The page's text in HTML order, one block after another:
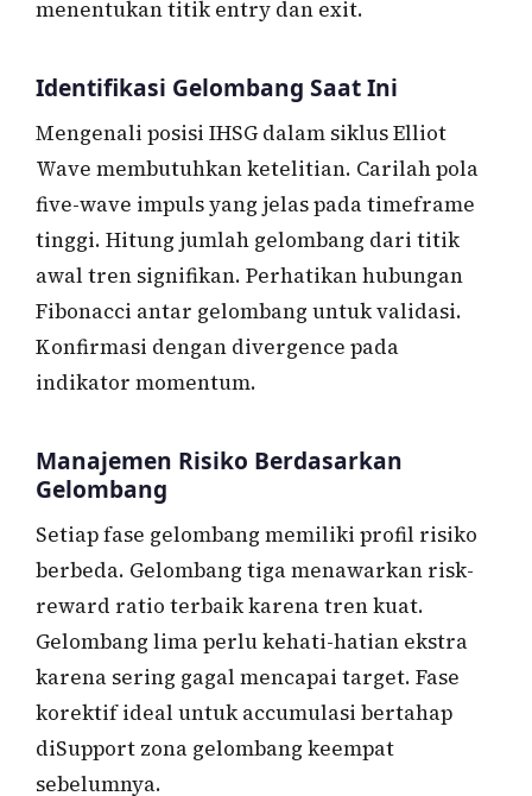
menentukan titik entry dan exit.
Identifikasi Gelombang Saat Ini
Mengenali posisi IHSG dalam siklus Elliot
Wave membutuhkan ketelitian. Carilah pola
five-wave impuls yang jelas pada timeframe
tinggi. Hitung jumlah gelombang dari titik
awal tren signifikan. Perhatikan hubungan
Fibonacci antar gelombang untuk validasi.
Konfirmasi dengan divergence pada
indikator momentum.
Manajemen Risiko Berdasarkan
Gelombang
Setiap fase gelombang memiliki profil risiko
berbeda. Gelombang tiga menawarkan risk-
reward ratio terbaik karena tren kuat.
Gelombang lima perlu kehati-hatian ekstra
karena sering gagal mencapai target. Fase
korektif ideal untuk accumulasi bertahap
diSupport zona gelombang keempat
sebelumnya.